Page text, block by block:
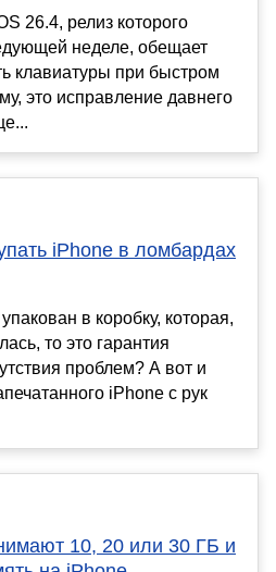
26.4, релиз которого
неделе, обещает
клавиатуры при быстром
это исправление давнего
iPhone в ломбардах
в коробку, которая,
то это гарантия
проблем? А вот и
iPhone с рук
10, 20 или 30 ГБ и